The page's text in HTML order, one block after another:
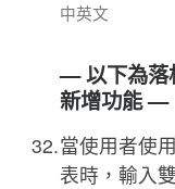
中英文
— 以下為落
新增功能 —
當使用者使
表時，輸入